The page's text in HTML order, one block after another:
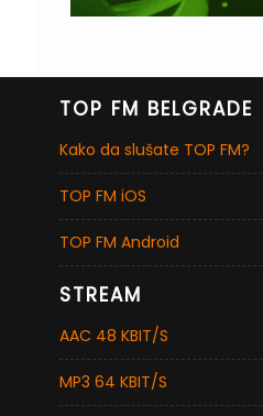
TOP FM BELGRADE
Kako da slušate TOP FM?
TOP FM iOS
TOP FM Android
STREAM
AAC 48 KBIT/S
MP3 64 KBIT/S